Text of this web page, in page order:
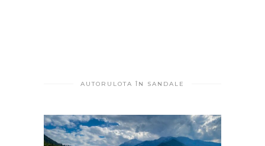
AUTORULOTA ÎN SANDALE